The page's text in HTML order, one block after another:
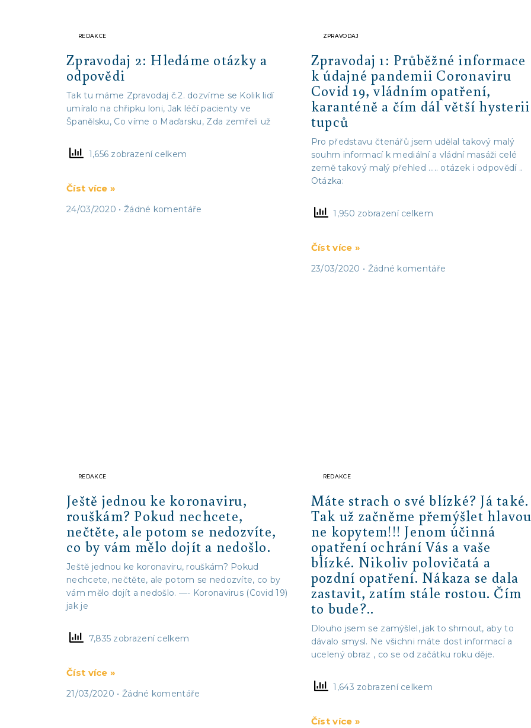
REDAKCE
Zpravodaj 2: Hledáme otázky a
odpovědi
Tak tu máme Zpravodaj č.2. dozvíme se Kolik lidí
umíralo na chřipku loni, Jak léčí pacienty ve
Španělsku, Co víme o Maďarsku, Zda zemřeli už
1,656 zobrazení celkem
Číst více »
24/03/2020 Žádné komentáře
ZPRAVODAJ
Zpravodaj 1: Průběžné informace
k údajné pandemii Coronaviru
Covid 19, vládním opatření,
karanténě a čím dál větší hysterii
tupců
Pro představu čtenářů jsem udělal takový malý
souhrn informací k mediální a vládní masáži celé
země takový malý přehled ….. otázek i odpovědí ..
Otázka:
1,950 zobrazení celkem
Číst více »
23/03/2020 Žádné komentáře
REDAKCE
Ještě jednou ke koronaviru,
rouškám? Pokud nechcete,
nečtěte, ale potom se nedozvíte,
co by vám mělo dojít a nedošlo.
Ještě jednou ke koronaviru, rouškám? Pokud
nechcete, nečtěte, ale potom se nedozvíte, co by
vám mělo dojít a nedošlo. —- Koronavirus (Covid 19)
jak je
7,835 zobrazení celkem
Číst více »
21/03/2020 Žádné komentáře
REDAKCE
Máte strach o své blízké? Já také.
Tak už začněme přemýšlet
ne kopytem!!! Jenom účinná
opatření ochrání Vás a vaše
blízké. Nikoliv polovičatá a
pozdní opatření. Nákaza se dala
zastavit, zatím stále rostou. Čím
to bude?..
Dlouho jsem se zamýšlel, jak to shrnout, aby to
dávalo smysl. Ne všichni máte dost informací a
ucelený obraz , co se od začátku roku děje.
1,643 zobrazení celkem
Číst více »